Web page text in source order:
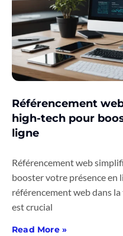
Référencement
high-tech pour
ligne
Référencement web
booster votre présence en
référencement web dans
est crucial
Read More »